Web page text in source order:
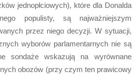
jednopłciowych), które dla Donalda
populisty, są najważniejszym
przez niego decyzji. W sytuacji,
wyborów parlamentarnych nie są
sondaże wskazują na wyrównane
obozów (przy czym ten prawicowy